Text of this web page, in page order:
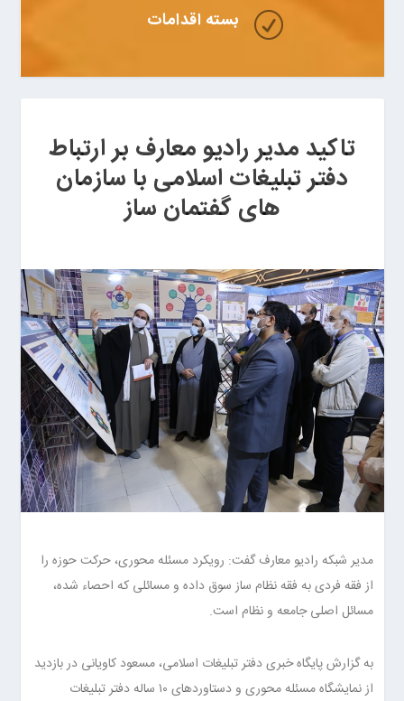
R بسته اقدامات
تاکید مدیر رادیو معارف بر ارتباط
دفتر تبلیغات اسلامی با سازمان
های گفتمان ساز
مدیر شبکه رادیو معارف گفت: رویکرد مسئله محوری، حرکت حوزه را
از فقه فردی به فقه نظام ساز سوق داده و مسائلی که احصاء شده،
مسائل اصلی جامعه و نظام است.
به گزارش پایگاه خبری دفتر تبلیغات اسلامی، مسعود کاویانی در بازدید
از نمایشگاه مسئله محوری و دستاوردهای ۱۰ ساله دفتر تبلیغات